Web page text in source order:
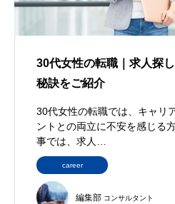
30代女性の転職｜求人探
秘訣をご紹介
30代女性の転職では、キャリ
ントとの両立に不安を感じる
事では、求人…
career
編集部 コンサルタント